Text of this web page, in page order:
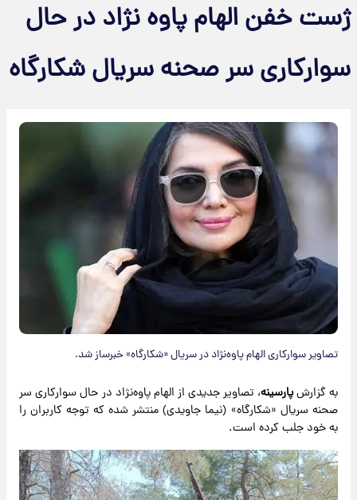
ژست خفن الهام پاوه نژاد در حال
سوارکاری سر صحنه سریال شکارگاه
تصاویر سوارکاری الهام پاوه‌نژاد در سریال «شکارگاه» خبرساز شد.
به گزارشپارسینه، تصاویر جدیدی از الهام پاوه‌نژاد در حال سوارکاری سر
صحنه سریال «شکارگاه» (نیما جاویدی) منتشر شده که توجه کاربران را
به خود جلب کرده است.